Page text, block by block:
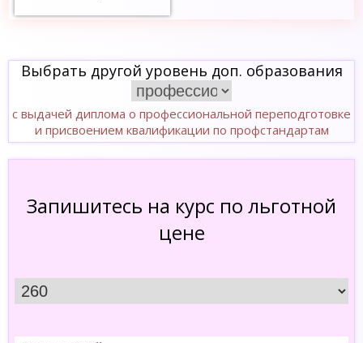
Выбрать другой уровень доп. образования
с выдачей диплома о профессиональной переподготовке
и присвоением квалификации по профстандартам
Запишитесь на курс по льготной
цене